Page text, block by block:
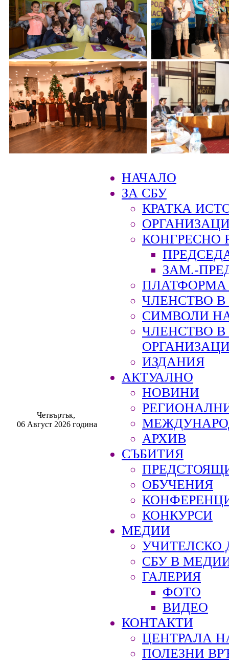
Четвъртък,
06 Август 2026 година
НАЧАЛО
ЗА СБУ
КРАТКА
КОНГРЕСНО
ЗАМ.-
ПЛАТФОРМА
ЧЛЕНСТВО В
СИМВОЛИ
ЧЛЕНСТВО
ИЗДАНИЯ
АКТУАЛНО
НОВИНИ
АРХИВ
СЪБИТИЯ
ОБУЧЕНИЯ
КОНКУРСИ
МЕДИИ
УЧИТЕЛСКО
СБУ В
ГАЛЕРИЯ
ФОТО
ВИДЕО
КОНТАКТИ
ЦЕНТРАЛА
ПОЛЕЗНИ